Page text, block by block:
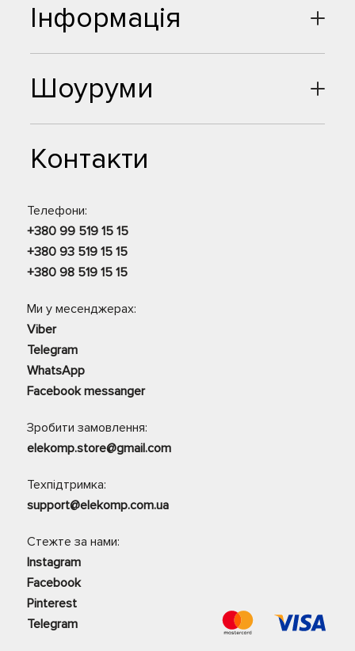
Шоуруми
Контакти
Телефони:
+380 99 519 15 15
+380 93 519 15 15
+380 98 519 15 15
Ми у месенджерах:
Viber
Telegram
WhatsApp
Facebook messanger
Зробити замовлення:
elekomp.store@gmail.com
Техпідтримка:
support@elekomp.com.ua
Стежте за нами:
Instagram
Facebook
Pinterest
Telegram
Інформація